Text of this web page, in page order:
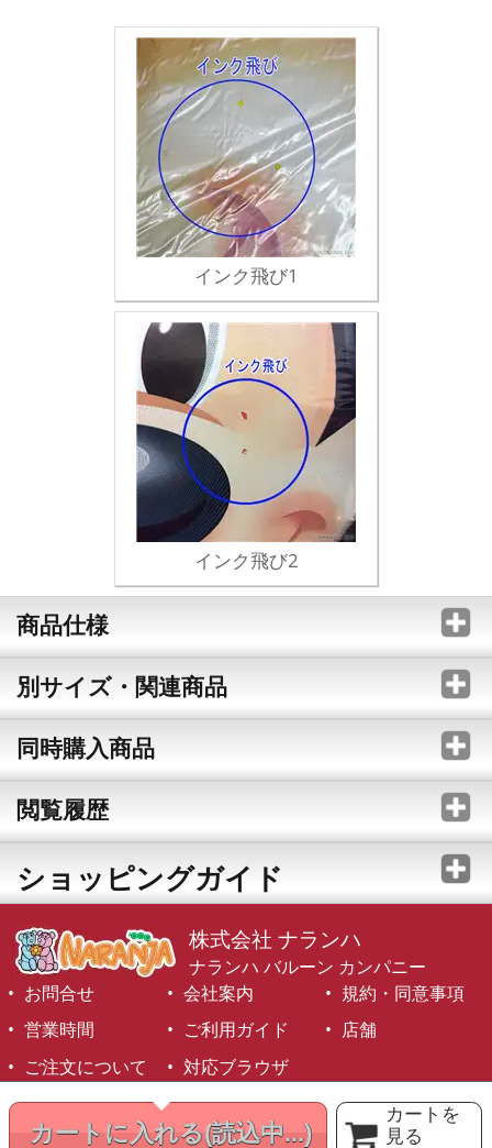
カートに入れる(読込中...)
カートを
見る
インク飛び1
インク飛び2
商品仕様
別サイズ・関連商品
同時購入商品
閲覧履歴
ショッピングガイド
株式会社 ナランハ
ナランハ バルーン カンパニー
お問合せ
会社案内
規約・同意事項
営業時間
ご利用ガイド
店舗
ご注文について
対応ブラウザ
©1999-2026 NARANJA Inc. All Rights Reserved.